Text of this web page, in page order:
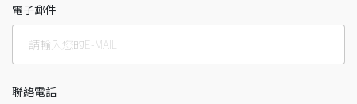
電子郵件
聯絡電話